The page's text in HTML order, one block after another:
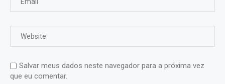
Salvar meus dados neste navegador para a próxima vez
que eu comentar.